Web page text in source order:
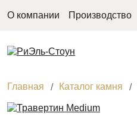
О компании Производство
Главная Каталог камня